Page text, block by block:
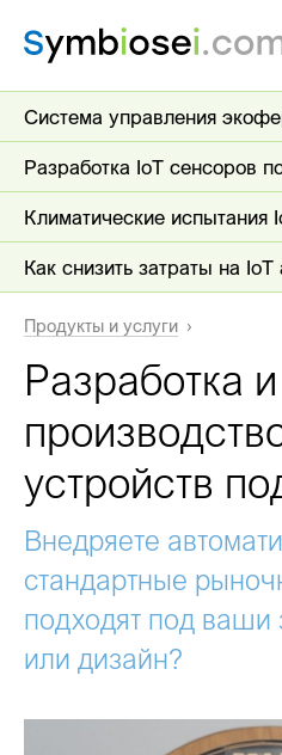
Система управления
Разработка IoT сенсоров
Климатические испытания
Как снизить затраты на
Продукты и услуги
Разработка и
устройств
Внедряете
стандартные
подходят под ваши
или дизайн?